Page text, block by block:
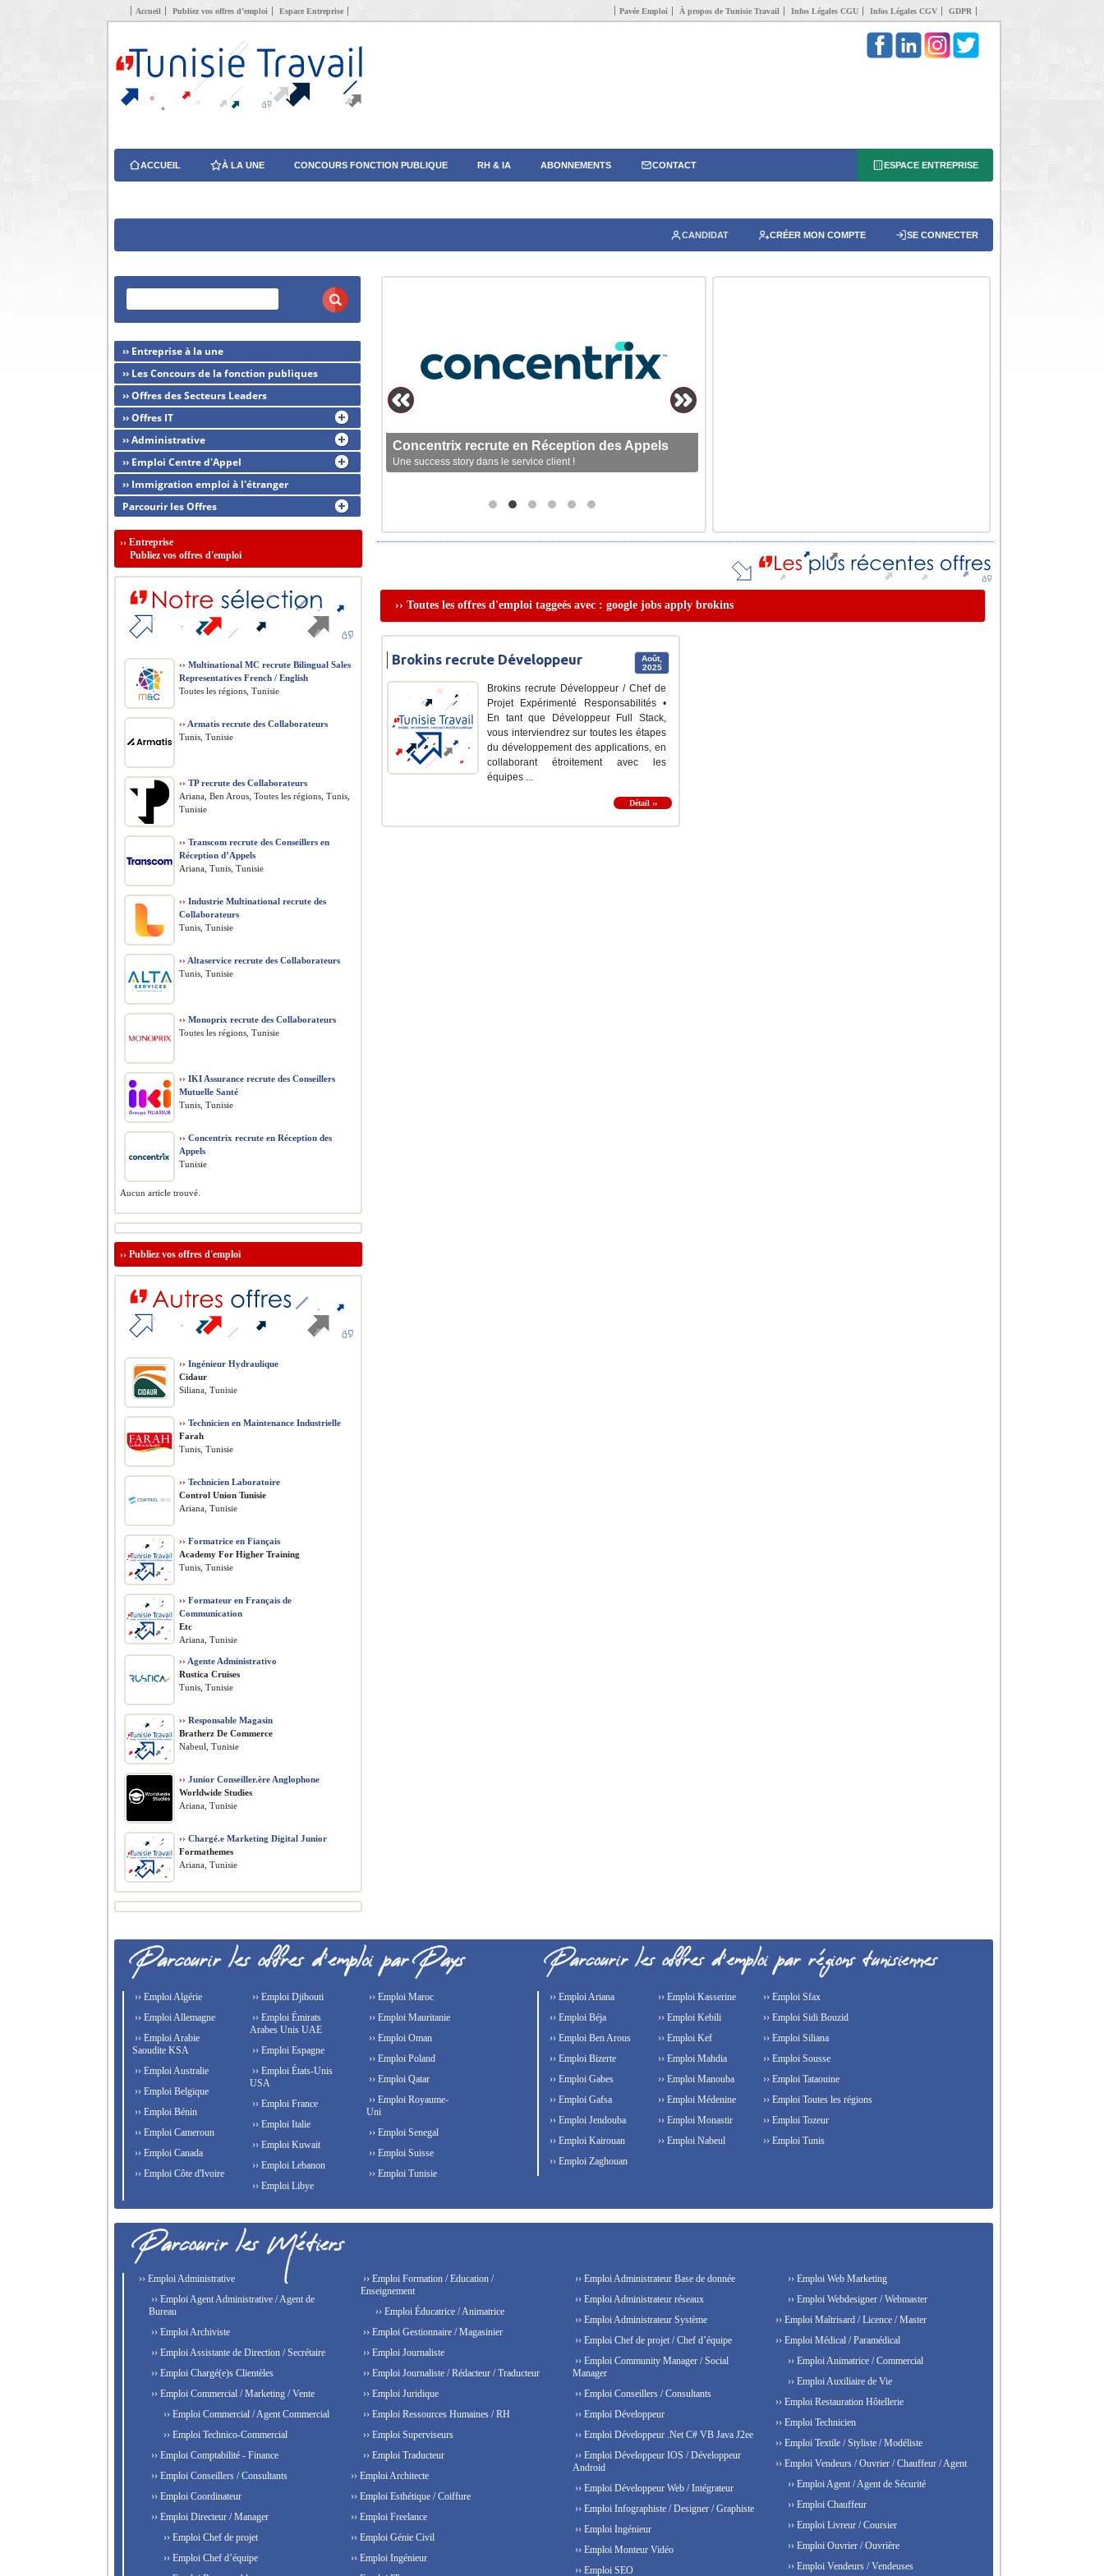
Accueil Publiez vos offres d’emploi Espace Entreprise Pavée Emploi À propos de Tunisie Travail Infos Légales CGU Infos Légales CGV GDPR
ACCUEIL À LA UNE CONCOURS FONCTION PUBLIQUE RH & IA ABONNEMENTS CONTACT ESPACE ENTREPRISE
CANDIDAT CRÉER MON COMPTE SE CONNECTER
Concentrix recrute en Réception des Appels
Une success story dans le service client !
›› Toutes les offres d'emploi taggeés avec : google jobs apply brokins
Août,
2025
Brokins recrute Développeur
Brokins recrute Développeur / Chef de
Projet Expérimenté Responsabilités •
En tant que Développeur Full Stack,
vous interviendrez sur toutes les étapes
du développement des applications, en
collaborant étroitement avec les
équipes ...
Détail ››
›› Entreprise à la une
›› Les Concours de la fonction publiques
›› Offres des Secteurs Leaders
›› Offres IT
›› Administrative
›› Emploi Centre d'Appel
›› Immigration emploi à l'étranger
Parcourir les Offres
›› Entreprise
Publiez vos offres d'emploi
›› Multinational MC recrute Bilingual Sales
Representatives French / English
Toutes les régions, Tunisie
›› Armatis recrute des Collaborateurs
Tunis, Tunisie
›› TP recrute des Collaborateurs
Ariana, Ben Arous, Toutes les régions, Tunis,
Tunisie
›› Transcom recrute des Conseillers en
Réception d’Appels
Ariana, Tunis, Tunisie
›› Industrie Multinational recrute des
Collaborateurs
Tunis, Tunisie
›› Altaservice recrute des Collaborateurs
Tunis, Tunisie
›› Monoprix recrute des Collaborateurs
Toutes les régions, Tunisie
›› IKI Assurance recrute des Conseillers
Mutuelle Santé
Tunis, Tunisie
›› Concentrix recrute en Réception des
Appels
Tunisie
Aucun article trouvé.
›› Publiez vos offres d'emploi
›› Ingénieur Hydraulique
Cidaur
Siliana, Tunisie
›› Technicien en Maintenance Industrielle
Farah
Tunis, Tunisie
›› Technicien Laboratoire
Control Union Tunisie
Ariana, Tunisie
›› Formatrice en Fiançais
Academy For Higher Training
Tunis, Tunisie
›› Formateur en Français de
Communication
Etc
Ariana, Tunisie
›› Agente Administrativo
Rustica Cruises
Tunis, Tunisie
›› Responsable Magasin
Bratherz De Commerce
Nabeul, Tunisie
›› Junior Conseiller.ère Anglophone
Worldwide Studies
Ariana, Tunisie
›› Chargé.e Marketing Digital Junior
Formathemes
Ariana, Tunisie
›› Emploi Algérie
›› Emploi Allemagne
›› Emploi Arabie
Saoudite KSA
›› Emploi Australie
›› Emploi Belgique
›› Emploi Bénin
›› Emploi Cameroun
›› Emploi Canada
›› Emploi Côte d'Ivoire
›› Emploi Djibouti
›› Emploi Émirats
Arabes Unis UAE
›› Emploi Espagne
›› Emploi États-Unis
USA
›› Emploi France
›› Emploi Italie
›› Emploi Kuwait
›› Emploi Lebanon
›› Emploi Libye
›› Emploi Maroc
›› Emploi Mauritanie
›› Emploi Oman
›› Emploi Poland
›› Emploi Qatar
›› Emploi Royaume-
Uni
›› Emploi Senegal
›› Emploi Suisse
›› Emploi Tunisie
›› Emploi Ariana
›› Emploi Béja
›› Emploi Ben Arous
›› Emploi Bizerte
›› Emploi Gabes
›› Emploi Gafsa
›› Emploi Jendouba
›› Emploi Kairouan
›› Emploi Kasserine
›› Emploi Kebili
›› Emploi Kef
›› Emploi Mahdia
›› Emploi Manouba
›› Emploi Médenine
›› Emploi Monastir
›› Emploi Nabeul
›› Emploi Sfax
›› Emploi Sidi Bouzid
›› Emploi Siliana
›› Emploi Sousse
›› Emploi Tataouine
›› Emploi Toutes les régions
›› Emploi Tozeur
›› Emploi Tunis
›› Emploi Zaghouan
›› Emploi Administrative
›› Emploi Agent Administrative / Agent de
Bureau
›› Emploi Archiviste
›› Emploi Assistante de Direction / Secrétaire
›› Emploi Chargé(e)s Clientèles
›› Emploi Commercial / Marketing / Vente
›› Emploi Commercial / Agent Commercial
›› Emploi Technico-Commercial
›› Emploi Comptabilité - Finance
›› Emploi Conseillers / Consultants
›› Emploi Coordinateur
›› Emploi Directeur / Manager
›› Emploi Chef de projet
›› Emploi Chef d’équipe
›› Emploi Formation / Education /
Enseignement
›› Emploi Éducatrice / Animatrice
›› Emploi Gestionnaire / Magasinier
›› Emploi Journaliste
›› Emploi Journaliste / Rédacteur / Traducteur
›› Emploi Juridique
›› Emploi Ressources Humaines / RH
›› Emploi Superviseurs
›› Emploi Traducteur
›› Emploi Architecte
›› Emploi Esthétique / Coiffure
›› Emploi Freelance
›› Emploi Génie Civil
›› Emploi Ingénieur
›› Emploi Administrateur Base de donnée
›› Emploi Administrateur réseaux
›› Emploi Administrateur Système
›› Emploi Chef de projet / Chef d’équipe
›› Emploi Community Manager / Social
Manager
›› Emploi Conseillers / Consultants
›› Emploi Développeur
›› Emploi Développeur .Net C# VB Java J2ee
›› Emploi Développeur IOS / Développeur
Android
›› Emploi Développeur Web / Intégrateur
›› Emploi Infographiste / Designer / Graphiste
›› Emploi Ingénieur
›› Emploi Monteur Vidéo
›› Emploi SEO
›› Emploi Web Marketing
›› Emploi Webdesigner / Webmaster
›› Emploi Maîtrisard / Licence / Master
›› Emploi Médical / Paramédical
›› Emploi Animatrice / Commercial
›› Emploi Auxiliaire de Vie
›› Emploi Restauration Hôtellerie
›› Emploi Technicien
›› Emploi Textile / Styliste / Modéliste
›› Emploi Vendeurs / Ouvrier / Chauffeur / Agent
›› Emploi Agent / Agent de Sécurité
›› Emploi Chauffeur
›› Emploi Livreur / Coursier
›› Emploi Ouvrier / Ouvrière
›› Emploi Vendeurs / Vendeuses